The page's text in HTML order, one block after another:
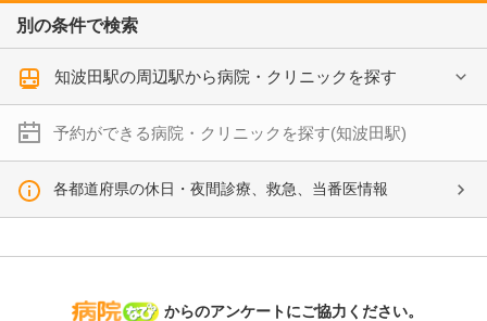
別の条件で検索
知波田駅の周辺駅から病院・クリニックを探す
予約ができる病院・クリニックを探す(知波田駅)
各都道府県の休日・夜間診療、救急、当番医情報
病院なび
からのアンケートにご協力ください。